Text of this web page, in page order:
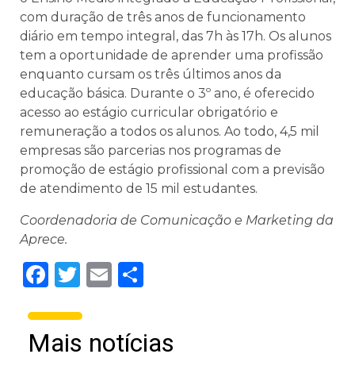
com duração de três anos de funcionamento
diário em tempo integral, das 7h às 17h. Os alunos
tem a oportunidade de aprender uma profissão
enquanto cursam os três últimos anos da
educação básica. Durante o 3º ano, é oferecido
acesso ao estágio curricular obrigatório e
remuneração a todos os alunos. Ao todo, 4,5 mil
empresas são parcerias nos programas de
promoção de estágio profissional com a previsão
de atendimento de 15 mil estudantes.
Coordenadoria de Comunicação e Marketing da
Aprece.
Facebook
Twitter
Email
Mais notícias